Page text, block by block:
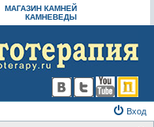
МАГАЗИН КАМНЕЙ
КАМНЕВЕДЫ
Вход